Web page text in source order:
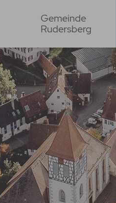
Gemeinde
Rudersberg